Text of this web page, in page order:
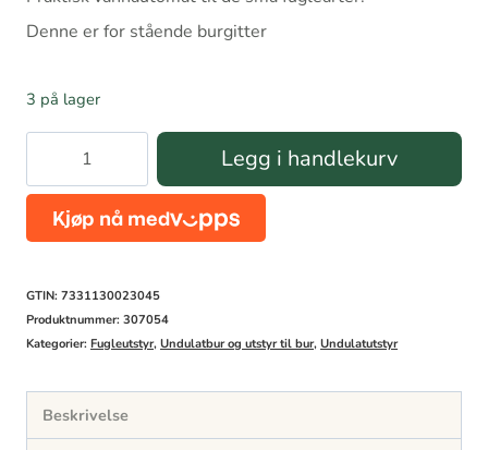
Denne er for stående burgitter
3 på lager
Vannautomat
for
fugl
stående
gitter
antall
Legg i handlekurv
GTIN: 7331130023045
Produktnummer: 307054
Kategorier: Fugleutstyr, Undulatbur og utstyr til bur, Undulatutstyr
Beskrivelse